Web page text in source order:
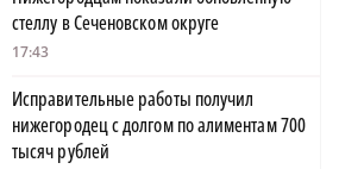
стеллу в Сеченовском округе
17:43
Исправительные работы получил
нижегородец с долгом по алиментам 700
тысяч рублей